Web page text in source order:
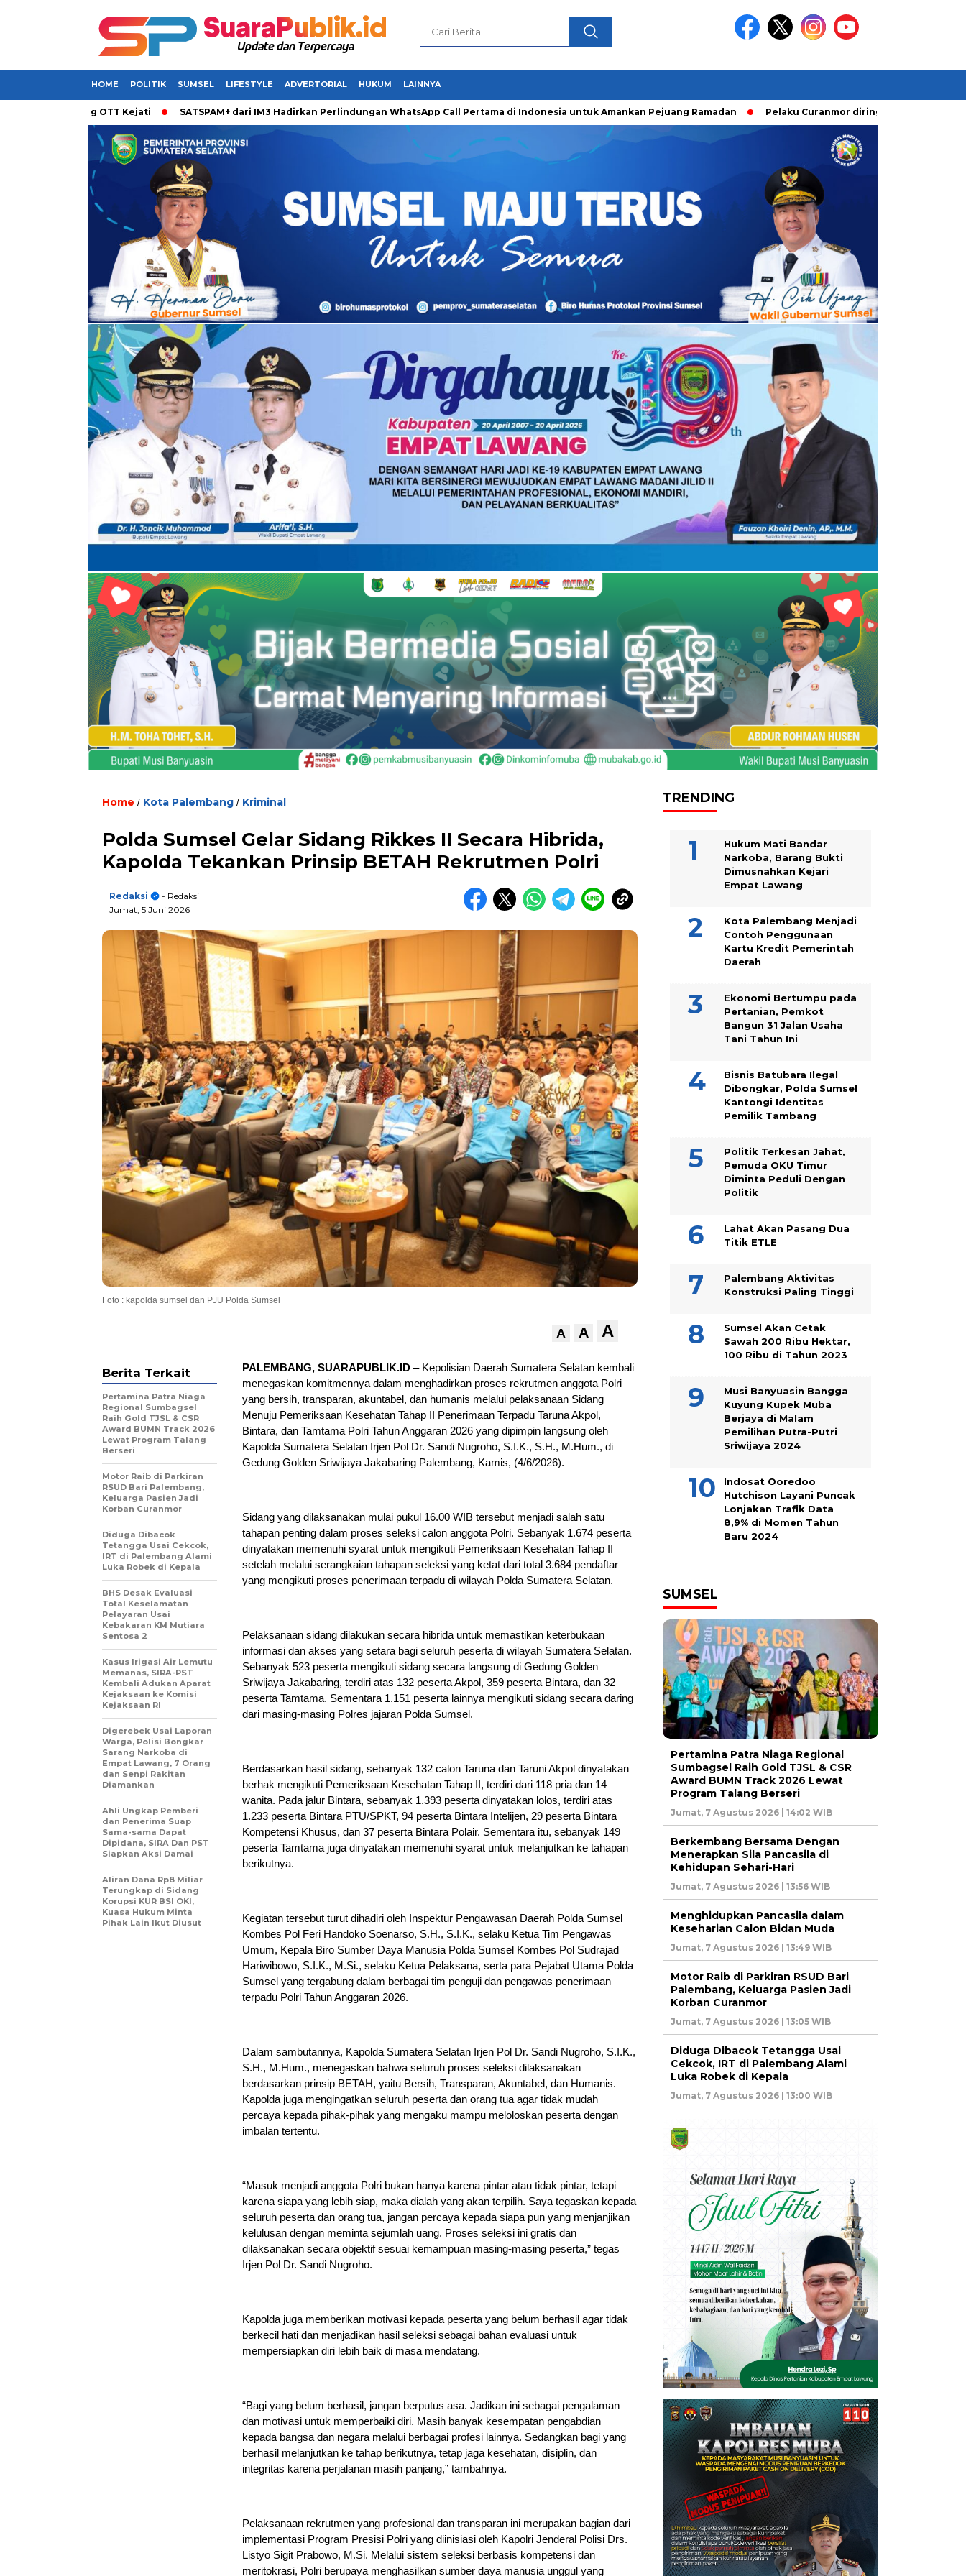
HOME POLITIK SUMSEL LIFESTYLE ADVERTORIAL HUKUM LAINNYA
OTT Kejati SATSPAM+ dari IM3 Hadirkan Perlindungan WhatsApp Call Pertama di Indonesia untuk Amankan Pejuang Ramadan Pelaku Curanmor diringkusi Unit Ranmor
Home / Kota Palembang / Kriminal
Polda Sumsel Gelar Sidang Rikkes II Secara Hibrida,
Kapolda Tekankan Prinsip BETAH Rekrutmen Polri
Redaksi
- Redaksi
Jumat, 5 Juni 2026
Foto : kapolda sumsel dan PJU Polda Sumsel
A A A
PALEMBANG, SUARAPUBLIK.ID – Kepolisian Daerah Sumatera Selatan kembali
menegaskan komitmennya dalam menghadirkan proses rekrutmen anggota Polri
yang bersih, transparan, akuntabel, dan humanis melalui pelaksanaan Sidang
Menuju Pemeriksaan Kesehatan Tahap II Penerimaan Terpadu Taruna Akpol,
Bintara, dan Tamtama Polri Tahun Anggaran 2026 yang dipimpin langsung oleh
Kapolda Sumatera Selatan Irjen Pol Dr. Sandi Nugroho, S.I.K., S.H., M.Hum., di
Gedung Golden Sriwijaya Jakabaring Palembang, Kamis, (4/6/2026).
Sidang yang dilaksanakan mulai pukul 16.00 WIB tersebut menjadi salah satu
tahapan penting dalam proses seleksi calon anggota Polri. Sebanyak 1.674 peserta
dinyatakan memenuhi syarat untuk mengikuti Pemeriksaan Kesehatan Tahap II
setelah melalui serangkaian tahapan seleksi yang ketat dari total 3.684 pendaftar
yang mengikuti proses penerimaan terpadu di wilayah Polda Sumatera Selatan.
Pelaksanaan sidang dilakukan secara hibrida untuk memastikan keterbukaan
informasi dan akses yang setara bagi seluruh peserta di wilayah Sumatera Selatan.
Sebanyak 523 peserta mengikuti sidang secara langsung di Gedung Golden
Sriwijaya Jakabaring, terdiri atas 132 peserta Akpol, 359 peserta Bintara, dan 32
peserta Tamtama. Sementara 1.151 peserta lainnya mengikuti sidang secara daring
dari masing-masing Polres jajaran Polda Sumsel.
Berdasarkan hasil sidang, sebanyak 132 calon Taruna dan Taruni Akpol dinyatakan
berhak mengikuti Pemeriksaan Kesehatan Tahap II, terdiri dari 118 pria dan 14
wanita. Pada jalur Bintara, sebanyak 1.393 peserta dinyatakan lolos, terdiri atas
1.233 peserta Bintara PTU/SPKT, 94 peserta Bintara Intelijen, 29 peserta Bintara
Kompetensi Khusus, dan 37 peserta Bintara Polair. Sementara itu, sebanyak 149
peserta Tamtama juga dinyatakan memenuhi syarat untuk melanjutkan ke tahapan
berikutnya.
Kegiatan tersebut turut dihadiri oleh Inspektur Pengawasan Daerah Polda Sumsel
Kombes Pol Feri Handoko Soenarso, S.H., S.I.K., selaku Ketua Tim Pengawas
Umum, Kepala Biro Sumber Daya Manusia Polda Sumsel Kombes Pol Sudrajad
Hariwibowo, S.I.K., M.Si., selaku Ketua Pelaksana, serta para Pejabat Utama Polda
Sumsel yang tergabung dalam berbagai tim penguji dan pengawas penerimaan
terpadu Polri Tahun Anggaran 2026.
Dalam sambutannya, Kapolda Sumatera Selatan Irjen Pol Dr. Sandi Nugroho, S.I.K.,
S.H., M.Hum., menegaskan bahwa seluruh proses seleksi dilaksanakan
berdasarkan prinsip BETAH, yaitu Bersih, Transparan, Akuntabel, dan Humanis.
Kapolda juga mengingatkan seluruh peserta dan orang tua agar tidak mudah
percaya kepada pihak-pihak yang mengaku mampu meloloskan peserta dengan
imbalan tertentu.
“Masuk menjadi anggota Polri bukan hanya karena pintar atau tidak pintar, tetapi
karena siapa yang lebih siap, maka dialah yang akan terpilih. Saya tegaskan kepada
seluruh peserta dan orang tua, jangan percaya kepada siapa pun yang menjanjikan
kelulusan dengan meminta sejumlah uang. Proses seleksi ini gratis dan
dilaksanakan secara objektif sesuai kemampuan masing-masing peserta,” tegas
Irjen Pol Dr. Sandi Nugroho.
Kapolda juga memberikan motivasi kepada peserta yang belum berhasil agar tidak
berkecil hati dan menjadikan hasil seleksi sebagai bahan evaluasi untuk
mempersiapkan diri lebih baik di masa mendatang.
“Bagi yang belum berhasil, jangan berputus asa. Jadikan ini sebagai pengalaman
dan motivasi untuk memperbaiki diri. Masih banyak kesempatan pengabdian
kepada bangsa dan negara melalui berbagai profesi lainnya. Sedangkan bagi yang
berhasil melanjutkan ke tahap berikutnya, tetap jaga kesehatan, disiplin, dan
integritas karena perjalanan masih panjang,” tambahnya.
Pelaksanaan rekrutmen yang profesional dan transparan ini merupakan bagian dari
implementasi Program Presisi Polri yang diinisiasi oleh Kapolri Jenderal Polisi Drs.
Listyo Sigit Prabowo, M.Si. Melalui sistem seleksi berbasis kompetensi dan
meritokrasi, Polri berupaya menghasilkan sumber daya manusia unggul yang
Berita Terkait
Pertamina Patra Niaga
Regional Sumbagsel
Raih Gold TJSL & CSR
Award BUMN Track 2026
Lewat Program Talang
Berseri
Motor Raib di Parkiran
RSUD Bari Palembang,
Keluarga Pasien Jadi
Korban Curanmor
Diduga Dibacok
Tetangga Usai Cekcok,
IRT di Palembang Alami
Luka Robek di Kepala
BHS Desak Evaluasi
Total Keselamatan
Pelayaran Usai
Kebakaran KM Mutiara
Sentosa 2
Kasus Irigasi Air Lemutu
Memanas, SIRA-PST
Kembali Adukan Aparat
Kejaksaan ke Komisi
Kejaksaan RI
Digerebek Usai Laporan
Warga, Polisi Bongkar
Sarang Narkoba di
Empat Lawang, 7 Orang
dan Senpi Rakitan
Diamankan
Ahli Ungkap Pemberi
dan Penerima Suap
Sama-sama Dapat
Dipidana, SIRA Dan PST
Siapkan Aksi Damai
Aliran Dana Rp8 Miliar
Terungkap di Sidang
Korupsi KUR BSI OKI,
Kuasa Hukum Minta
Pihak Lain Ikut Diusut
TRENDING
Hukum Mati Bandar
Narkoba, Barang Bukti
Dimusnahkan Kejari
Empat Lawang
Kota Palembang Menjadi
Contoh Penggunaan
Kartu Kredit Pemerintah
Daerah
Ekonomi Bertumpu pada
Pertanian, Pemkot
Bangun 31 Jalan Usaha
Tani Tahun Ini
Bisnis Batubara Ilegal
Dibongkar, Polda Sumsel
Kantongi Identitas
Pemilik Tambang
Politik Terkesan Jahat,
Pemuda OKU Timur
Diminta Peduli Dengan
Politik
Lahat Akan Pasang Dua
Titik ETLE
Palembang Aktivitas
Konstruksi Paling Tinggi
Sumsel Akan Cetak
Sawah 200 Ribu Hektar,
100 Ribu di Tahun 2023
Musi Banyuasin Bangga
Kuyung Kupek Muba
Berjaya di Malam
Pemilihan Putra-Putri
Sriwijaya 2024
Indosat Ooredoo
Hutchison Layani Puncak
Lonjakan Trafik Data
8,9% di Momen Tahun
Baru 2024
SUMSEL
Pertamina Patra Niaga Regional
Sumbagsel Raih Gold TJSL & CSR
Award BUMN Track 2026 Lewat
Program Talang Berseri
Jumat, 7 Agustus 2026 | 14:02 WIB
Berkembang Bersama Dengan
Menerapkan Sila Pancasila di
Kehidupan Sehari-Hari
Jumat, 7 Agustus 2026 | 13:56 WIB
Menghidupkan Pancasila dalam
Keseharian Calon Bidan Muda
Jumat, 7 Agustus 2026 | 13:49 WIB
Motor Raib di Parkiran RSUD Bari
Palembang, Keluarga Pasien Jadi
Korban Curanmor
Jumat, 7 Agustus 2026 | 13:05 WIB
Diduga Dibacok Tetangga Usai
Cekcok, IRT di Palembang Alami
Luka Robek di Kepala
Jumat, 7 Agustus 2026 | 13:00 WIB